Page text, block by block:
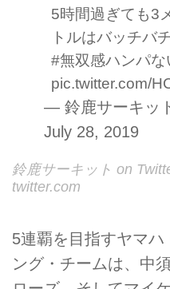
5時間過ぎても3
トルはバッチバ
#無双感ハンパな
pic.twitter.com/
— 鈴鹿サーキッ
July 28, 2019
鈴鹿サーキット on
twitter.com
5連覇を目指すヤマ
ング・チームは、中